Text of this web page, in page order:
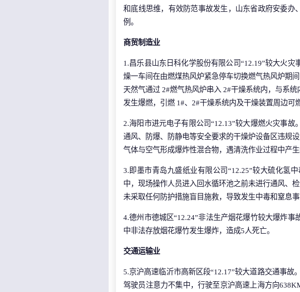
和底线思维，有效防范事故发生，山东省政府安委
例。
商贸制造业
1.昌乐县山东日科化学股份有限公司“12.19”较大火
燥一车间在由燃煤热风炉紧急停车切换燃气热风炉期
天然气通过 2#燃气热风炉串入 2#干燥系统内，与系
发生爆燃，引燃 1#、2#干燥系统内及干燥装置周边可
2.海阳市进元电子有限公司“12.13”较大爆燃火灾事
通风、防爆、防静电等安全要求的干燥炉设备区违规
气体与空气形成爆炸性混合物，遇清洗作业过程中产
3.即墨市青岛九盛纸业有限公司“12.25”较大硫化氢
中，现场操作人员进入回水循环池之前未进行通风、
未采取任何防护措施盲目施救，导致发生中毒和窒息事
4.德州市德城区“12.24”非法生产烟花爆竹较大爆炸
中非法存放烟花爆竹发生爆炸，造成5人死亡。
交通运输业
5.京沪高速临沂市高新区段“12.17”较大道路交通事故
驾驶员注意力不集中，行驶至京沪高速上海方向